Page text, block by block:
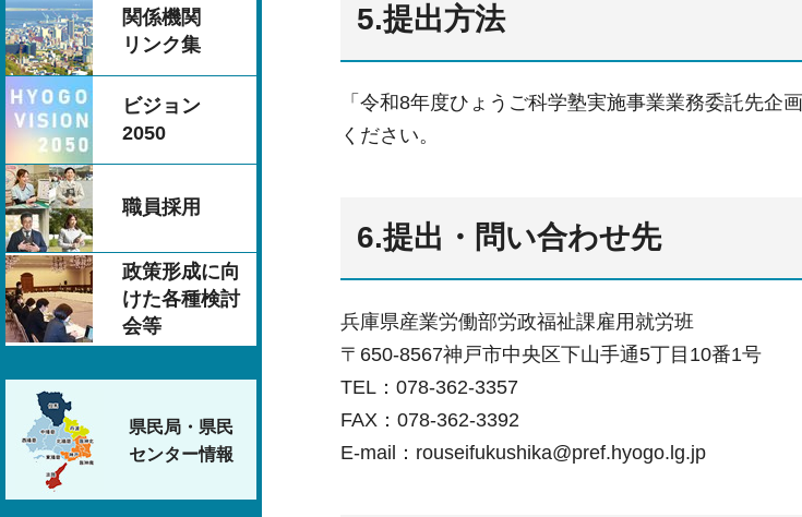
関係機関
リンク集
ビジョン
2050
職員採用
政策形成に向
けた各種検討
会等
県民局・県民
センター情報
5.提出方法
「令和8年度ひょうご科学塾実施事業業務委託先
ください。
6.提出・問い合わせ先
兵庫県産業労働部労政福祉課雇用就労班
〒650-8567神戸市中央区下山手通5丁目10番1号
TEL：078-362-3357
FAX：078-362-3392
E-mail：rouseifukushika@pref.hyogo.lg.jp